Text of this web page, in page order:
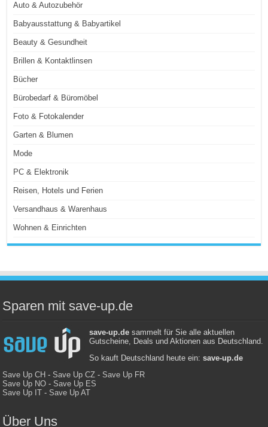
Auto & Autozubehör
Babyausstattung & Babyartikel
Beauty & Gesundheit
Brillen & Kontaktlinsen
Bücher
Bürobedarf & Büromöbel
Foto & Fotokalender
Garten & Blumen
Mode
PC & Elektronik
Reisen, Hotels und Ferien
Versandhaus & Warenhaus
Wohnen & Einrichten
Sparen mit save-up.de
save-up.desammelt für Sie alle aktuellen
Gutscheine, Deals und Aktionen aus Deutschland.
So kauft Deutschland heute ein: save-up.de
Save Up CH -Save Up CZ -Save Up FR
Save Up NO -Save Up ES
Save Up IT -Save Up AT
Über Uns